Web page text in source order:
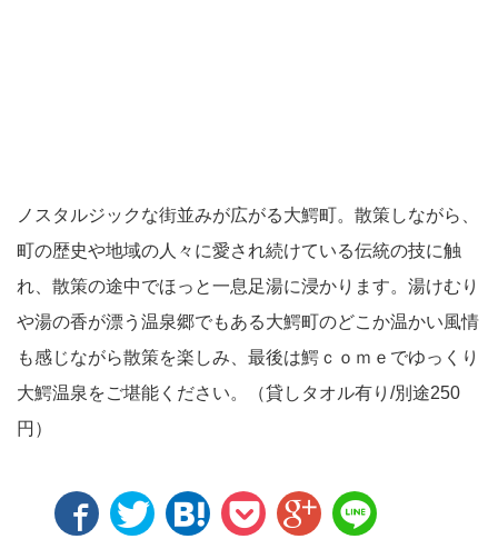
ノスタルジックな街並みが広がる大鰐町。散策しながら、
町の歴史や地域の人々に愛され続けている伝統の技に触
れ、散策の途中でほっと一息足湯に浸かります。湯けむり
や湯の香が漂う温泉郷でもある大鰐町のどこか温かい風情
も感じながら散策を楽しみ、最後は鰐ｃｏｍｅでゆっくり
大鰐温泉をご堪能ください。（貸しタオル有り/別途250
円）